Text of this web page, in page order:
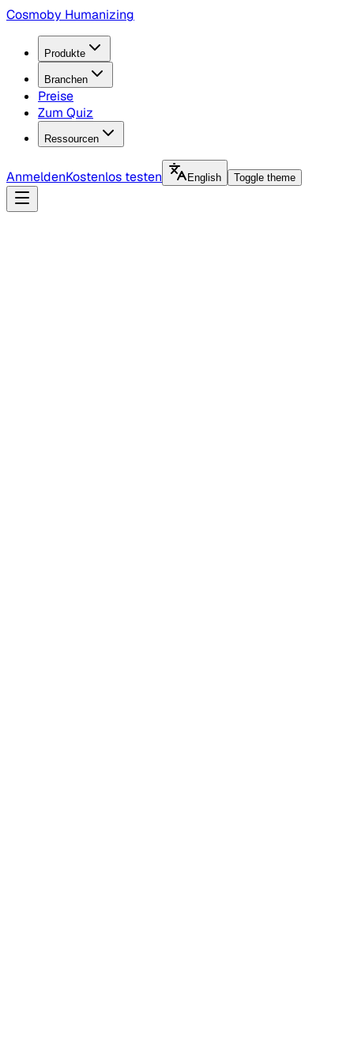
Cosmoby Humanizing
Produkte
Branchen
Preise
Zum Quiz
Ressourcen
AnmeldenKostenlos testen English Toggle theme